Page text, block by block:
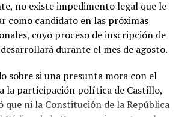
En los cantones de Calvas,
y Espíndolase
conjuntas, mientras que en
de manera coordinada
alianzas específicas en otros
no existe impedimento legal que le
como candidato en las próximas
cuyo proceso de inscripción de
durante el mes de agosto.
sobre si una presunta mora con el
la participación política de Castillo,
que ni la Constitución de la República